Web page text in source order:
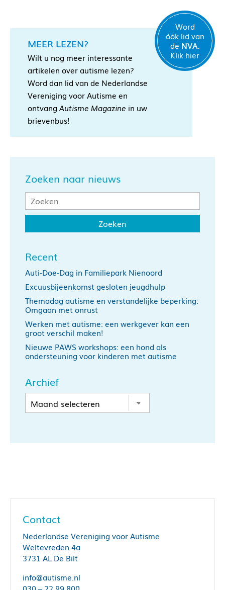
MEER LEZEN?
Wilt u nog meer interessante
artikelen over autisme lezen?
Word dan lid van de Nederlandse
Vereniging voor Autisme en
ontvang Autisme Magazine in uw
brievenbus!
Word
óók lid van
de NVA.
Klik hier
Zoeken naar nieuws
Recent
Auti-Doe-Dag in Familiepark Nienoord
Excuusbijeenkomst gesloten jeugdhulp
Themadag autisme en verstandelijke beperking:
Omgaan met onrust
Werken met autisme: een werkgever kan een
groot verschil maken!
Nieuwe PAWS workshops: een hond als
ondersteuning voor kinderen met autisme
Archief
Contact
Nederlandse Vereniging voor Autisme
Weltevreden 4a
3731 AL De Bilt
info@autisme.nl